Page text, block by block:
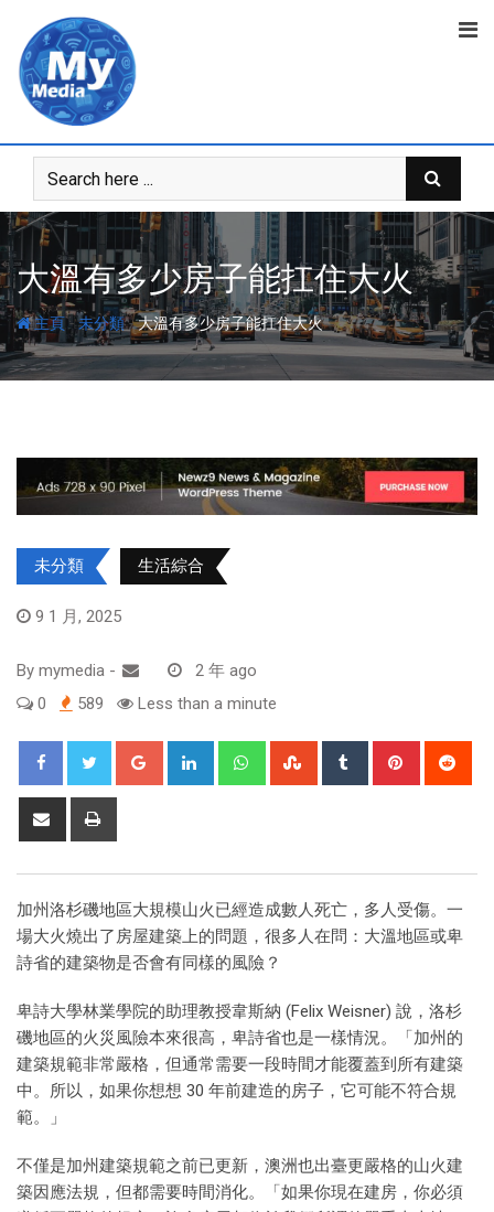
大溫有多少房子能扛住大火
主頁-未分類-大溫有多少房子能扛住大火
未分類 生活綜合
9 1 月, 2025
By mymedia -
2 年 ago
0
589 Less than a minute
加州洛杉磯地區大規模山火已經造成數人死亡，多人受傷。一
場大火燒出了房屋建築上的問題，很多人在問：大溫地區或卑
詩省的建築物是否會有同樣的風險？
卑詩大學林業學院的助理教授韋斯納 (Felix Weisner) 說，洛杉
磯地區的火災風險本來很高，卑詩省也是一樣情況。「加州的
建築規範非常嚴格，但通常需要一段時間才能覆蓋到所有建築
中。所以，如果你想想 30 年前建造的房子，它可能不符合規
範。」
不僅是加州建築規範之前已更新，澳洲也出臺更嚴格的山火建
築因應法規，但都需要時間消化。「如果你現在建房，你必須